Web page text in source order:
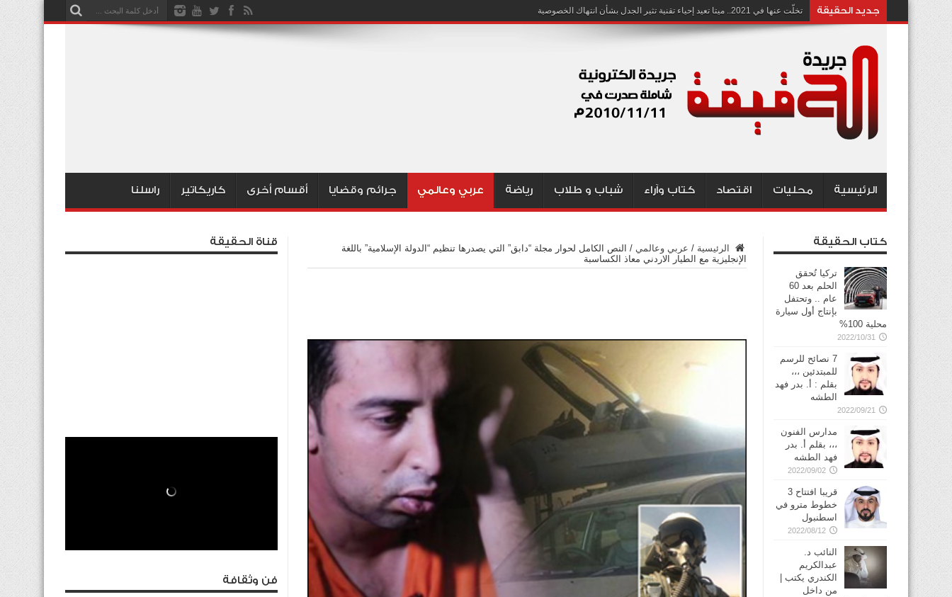
جديد الحقيقة تخلّت عنها في 2021.. ميتا تعيد إحياء تقنية تثير الجدل بشأن انتهاك الخصوصية
الرئيسية محليات اقتصاد كتاب وآراء شباب و طلاب رياضة عربي وعالمي جرائم وقضايا أقسام أخرى كاريكاتير راسلنا
الرئيسية / عربي وعالمي / النص الكامل لحوار مجلة “دابق” التي يصدرها تنظيم “الدولة الإسلامية” باللغة
الإنجليزية مع الطيار الاردني معاذ الكساسبة
كتاب الحقيقة
تركيا تُحقق
الحلم بعد 60
عام .. وتحتفل
بإنتاج أول سيارة
محلية 100%
2022/10/31
7 نصائح للرسم
للمبتدئين ،،،
بقلم : أ. بدر فهد
الطشه
2022/09/21
مدارس الفنون
،،، بقلم أ. بدر
فهد الطشه
2022/09/02
قريبا افتتاح 3
خطوط مترو في
2022/08/12
النائب د.
عبدالكريم
الكندري يكتب |
من داخل
قناة الحقيقة
فن وثقافة